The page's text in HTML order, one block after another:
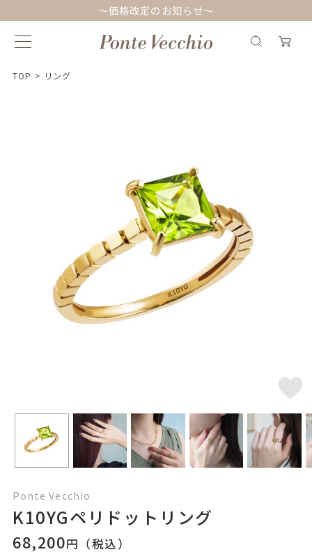
～価格改定のお知らせ～
TOP > リング
Ponte Vecchio
K10YGペリドットリング
68,200円（税込）